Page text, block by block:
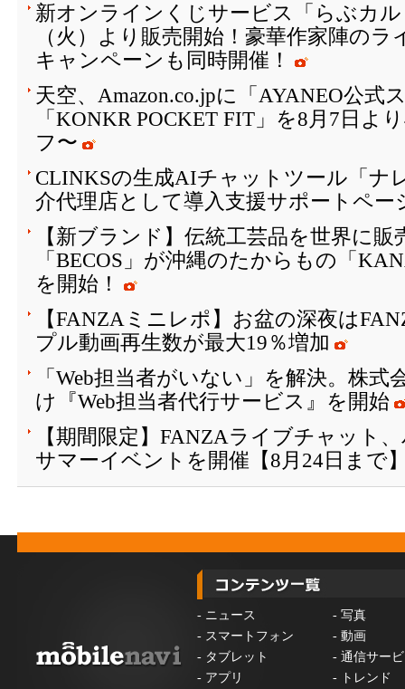
新オンラインくじサービス「らぶカ
（火）より販売開始！豪華作家陣の
キャンペーンも同時開催！
天空、Amazon.co.jpに「AYANEO公式
「KONKR POCKET FIT」を8月7日よ
フ〜
CLINKSの生成AIチャットツール「ナ
介代理店として導入支援サポートペー
【新ブランド】伝統工芸品を世界に販
「BECOS」が沖縄のたからもの「
を開始！
【FANZAミニレポ】お盆の深夜は
プル動画再生数が最大19％増加
「Web担当者がいない」を解決。株式
け『Web担当者代行サービス』を開始
【期間限定】FANZAライブチャット
サマーイベントを開催【8月24日まで
- ニュース - 写真
- スマートフォン - 動画
- タブレット - 通信サー
- アプリ -
トレンド